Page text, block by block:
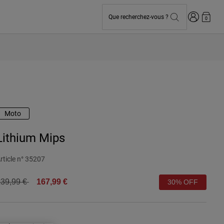
Que recherchez-vous ? Connexion
0
Moto
Mips
n° 35207
reduced from
€to 167,99 € 30% OFF